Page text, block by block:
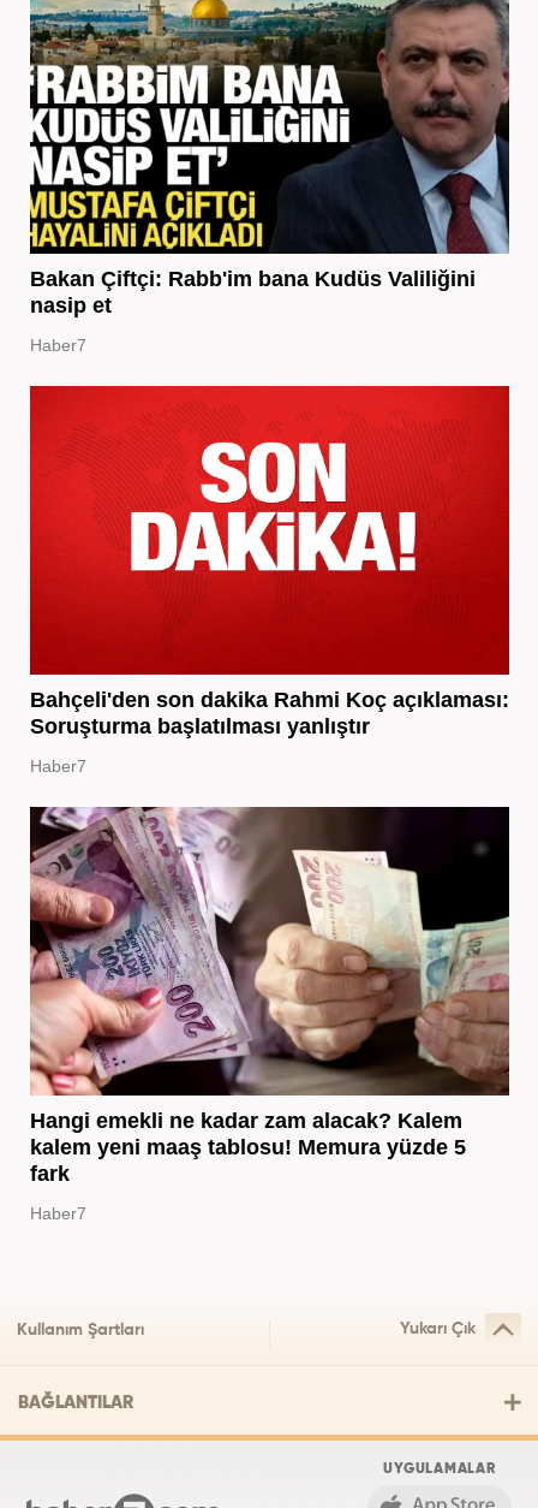
Bakan Çiftçi: Rabb'im bana Kudüs Valiliğini
nasip et
Haber7
Bahçeli'den son dakika Rahmi Koç açıklaması:
Soruşturma başlatılması yanlıştır
Haber7
Hangi emekli ne kadar zam alacak? Kalem
kalem yeni maaş tablosu! Memura yüzde 5
fark
Haber7
Kullanım Şartları Yukarı Çık
BAĞLANTILAR
UYGULAMALAR